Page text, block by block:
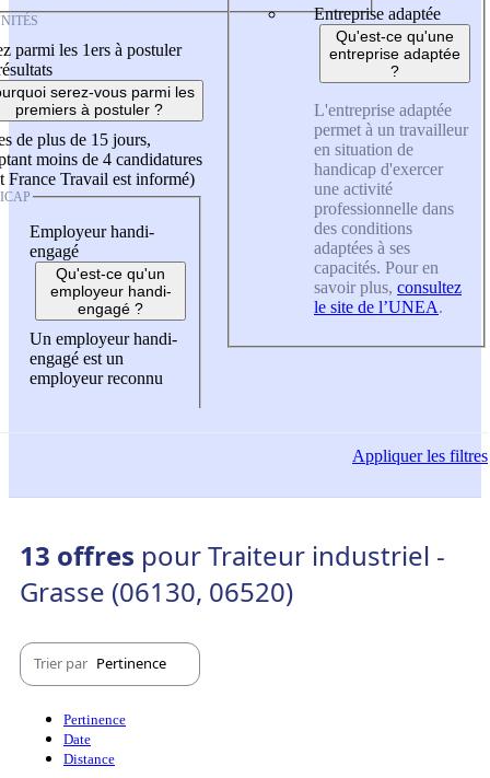
parmi les 1ers à postuler
serez-vous parmi les
premiers à postuler ?
de plus de 15 jours,
moins de 4 candidatures
France Travail est informé)
Employeur handi-
engagé
Qu'est-ce qu'un
employeur handi-
engagé ?
Un employeur handi-
engagé est un
employeur reconnu
Entreprise adaptée
Qu'est-ce qu'une
entreprise adaptée
?
L'entreprise adaptée
permet à un travailleur
en situation de
handicap d'exercer
une activité
professionnelle dans
des conditions
adaptées à ses
capacités. Pour en
savoir plus, consultez
le site de l’UNEA.
Appliquerles filtres
13 offres pour Traiteur industriel -
Grasse (06130, 06520)
Trier par Pertinence
Pertinence
Date
Distance